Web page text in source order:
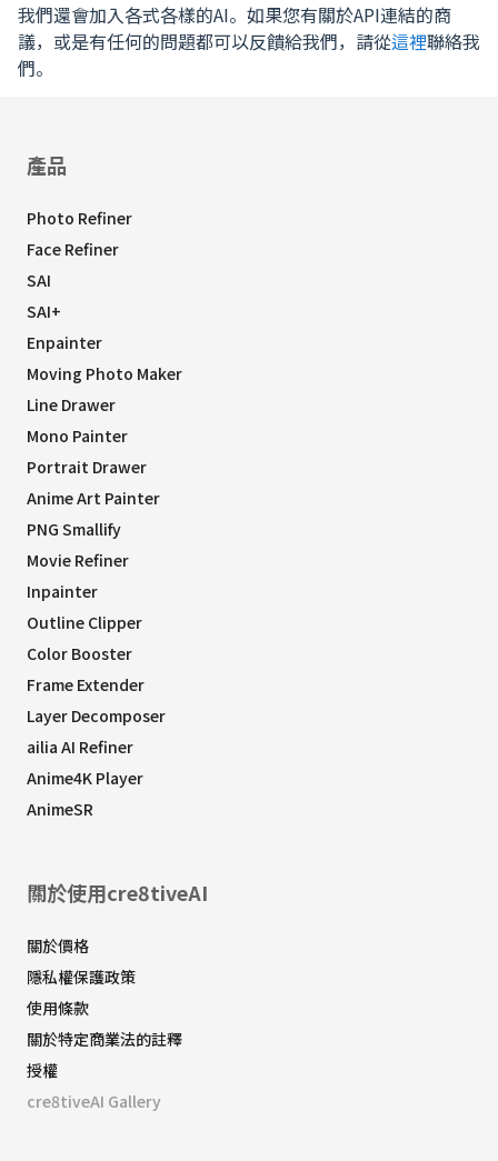
我們還會加入各式各樣的AI。如果您有關於API連結的商
議，或是有任何的問題都可以反饋給我們，請從這裡聯絡我
們。
產品
Photo Refiner
Face Refiner
SAI
SAI+
Enpainter
Moving Photo Maker
Line Drawer
Mono Painter
Portrait Drawer
Anime Art Painter
PNG Smallify
Movie Refiner
Inpainter
Outline Clipper
Color Booster
Frame Extender
Layer Decomposer
ailia AI Refiner
Anime4K Player
AnimeSR
關於使用cre8tiveAI
關於價格
隱私權保護政策
使用條款
關於特定商業法的註釋
授權
cre8tiveAI Gallery